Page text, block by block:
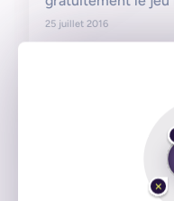
25 juillet 2016